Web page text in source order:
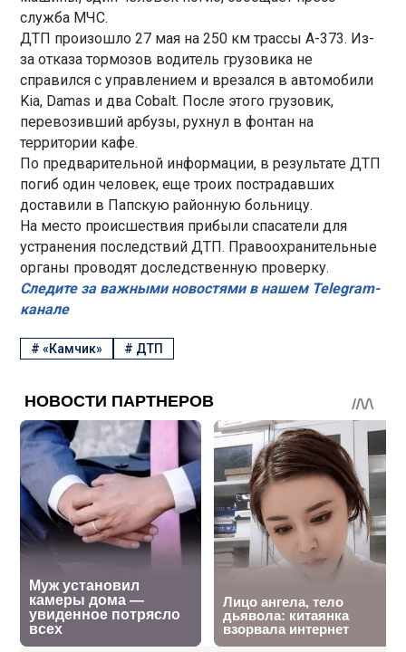
служба МЧС.
ДТП произошло 27 мая на 250 км трассы А-373. Из-
за отказа тормозов водитель грузовика не
справился с управлением и врезался в автомобили
Kia, Damas и два Cobalt. После этого грузовик,
перевозивший арбузы, рухнул в фонтан на
территории кафе.
По предварительной информации, в результате ДТП
погиб один человек, еще троих пострадавших
доставили в Папскую районную больницу.
На место происшествия прибыли спасатели для
устранения последствий ДТП. Правоохранительные
органы проводят доследственную проверку.
Следите за важными новостями в нашем Telegram-
канале
#«Камчик» # ДТП